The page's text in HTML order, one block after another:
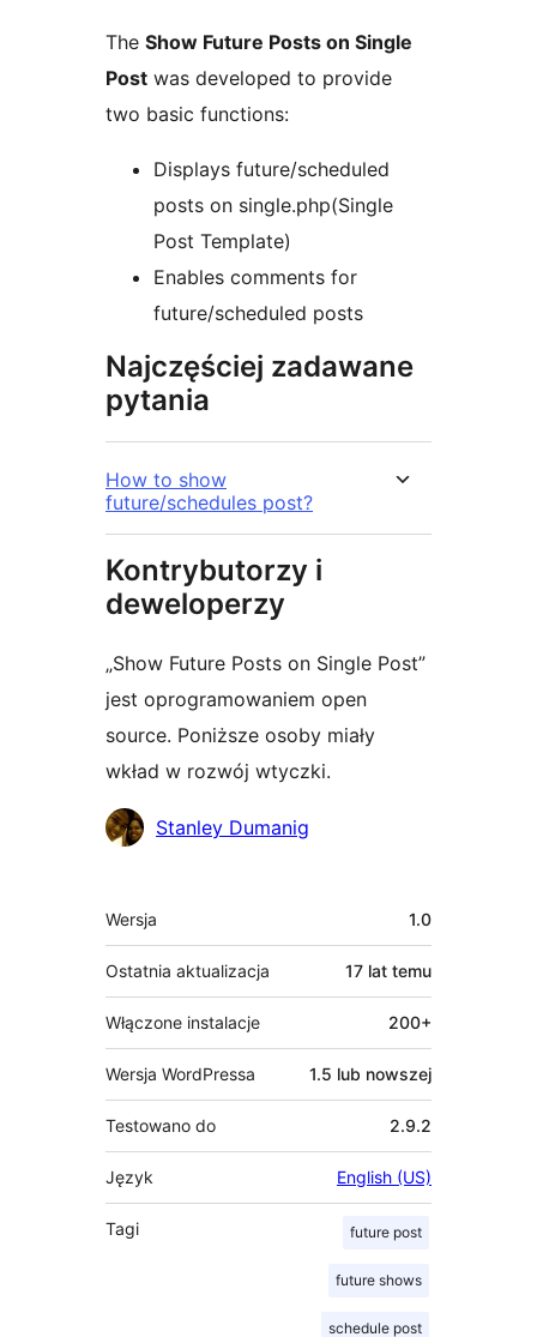
The Show Future Posts on Single
Post was developed to provide
two basic functions:
Displays future/scheduled
posts on single.php(Single
Post Template)
Enables comments for
future/scheduled posts
Najczęściej zadawane
pytania
How to show
future/schedules post?
Kontrybutorzy i
deweloperzy
„Show Future Posts on Single Post”
jest oprogramowaniem open
source. Poniższe osoby miały
wkład w rozwój wtyczki.
Zaangażowani
Stanley Dumanig
Meta
Wersja 1.0
Ostatnia aktualizacja 17 lat temu
Włączone instalacje 200+
Wersja WordPressa 1.5 lub nowszej
Testowano do 2.9.2
Język English (US)
Tagi future post
future shows
schedule post